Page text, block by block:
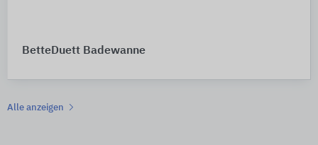
BetteDuett Badewanne
Alle anzeigen